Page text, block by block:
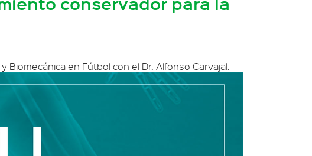
en Fútbol con el Dr. Alfonso Carvajal.